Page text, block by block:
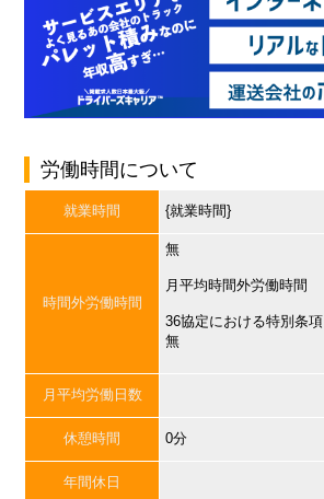
労働時間について
就業時間 {就業時間}
時間外労働時間
無
月平均時間外労働時間
36協定における特別条項
無
月平均労働日数
休憩時間 0分
年間休日